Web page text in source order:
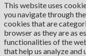
This website uses
you navigate through
cookies that are
browser as they are as
functionalities of the
that help us analyze